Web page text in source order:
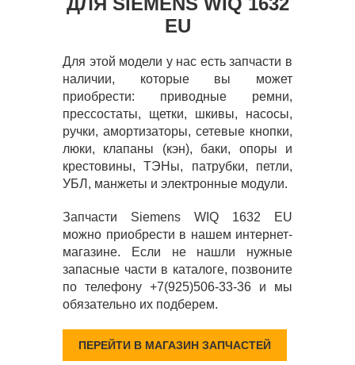
EU
Для этой модели у нас есть запчасти в
наличии, которые вы может
приобрести: приводные ремни,
прессостаты, щетки, шкивы, насосы,
ручки, амортизаторы, сетевые кнопки,
люки, клапаны (кэн), баки, опоры и
крестовины, ТЭНы, патрубки, петли,
УБЛ, манжеты и электронные модули.
Запчасти Siemens WIQ 1632 EU
можно приобрести в нашем интернет-
магазине. Если не нашли нужные
запасные части в каталоге, позвоните
по телефону +7(925)506-33-36 и мы
обязательно их подберем.
ПЕРЕЙТИ В МАГАЗИН ЗАПЧАСТЕЙ